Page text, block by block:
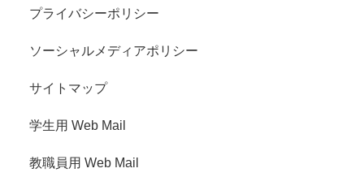
プライバシーポリシー
ソーシャルメディアポリシー
サイトマップ
学生用 Web Mail
教職員用 Web Mail